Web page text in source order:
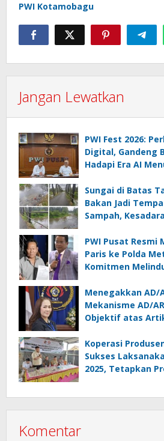
PWI Kotamobagu
Jangan Lewatkan
PWI Fest 2026:
Digital, Gandeng
Hadapi Era AI
Sungai di Batas
Bakan Jadi
Sampah,
PWI Pusat Resmi
Paris ke Polda
Komitmen
Menegakkan AD/
Mekanisme AD/
Objektif atas
Melanggar
Koperasi
Sukses
2025, Tetapkan
Komentar